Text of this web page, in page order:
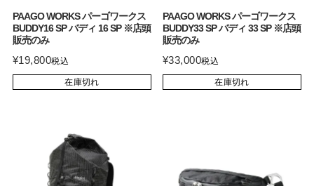
PAAGO WORKS パーゴワークス
BUDDY16 SP バディ 16 SP ※店頭
販売のみ
¥19,800税込
在庫切れ
PAAGO WORKS パーゴワークス
BUDDY33 SP バディ 33 SP ※店頭
販売のみ
¥33,000税込
在庫切れ